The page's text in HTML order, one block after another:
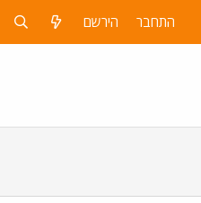
התחבר הירשם